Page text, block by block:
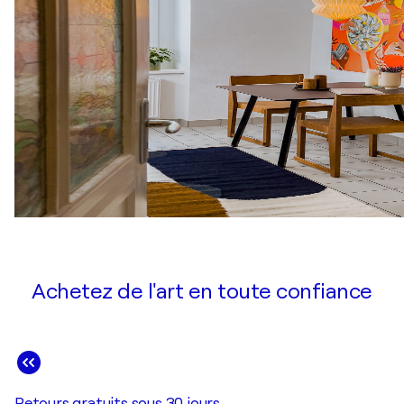
Achetez de l'art en toute confiance